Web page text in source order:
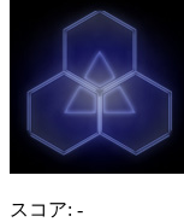
スコア: -